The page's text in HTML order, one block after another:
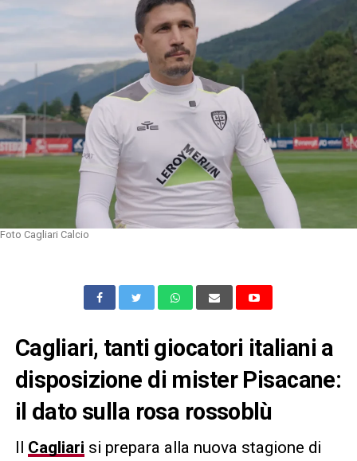
Foto Cagliari Calcio
Cagliari, tanti giocatori italiani a
disposizione di mister Pisacane:
il dato sulla rosa rossoblù
Il Cagliari si prepara alla nuova stagione di